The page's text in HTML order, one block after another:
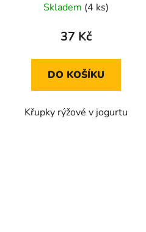
Skladem (4 ks)
37 Kč
DO KOŠÍKU
Křupky rýžové v jogurtu